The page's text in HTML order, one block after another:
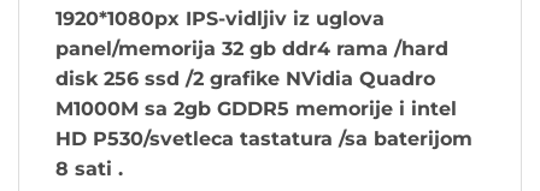
1920*1080px IPS-vidljiv iz uglova
panel/memorija 32 gb ddr4 rama /hard
disk 256 ssd /2 grafike NVidia Quadro
M1000M sa 2gb GDDR5 memorije i intel
HD P530/svetleca tastatura /sa baterijom
8 sati .